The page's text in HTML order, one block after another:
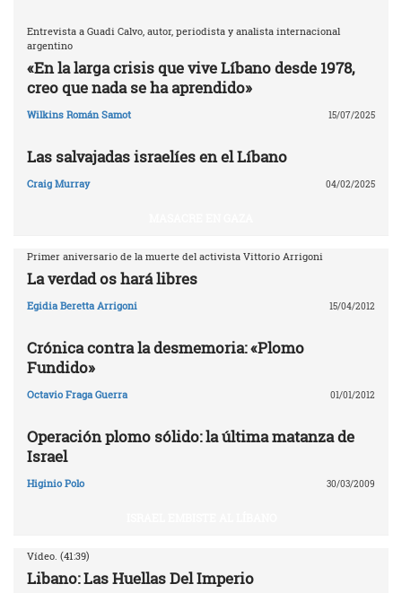
Entrevista a Guadi Calvo, autor, periodista y analista internacional
argentino
«En la larga crisis que vive Líbano desde 1978,
creo que nada se ha aprendido»
Wilkins Román Samot 15/07/2025
Las salvajadas israelíes en el Líbano
Craig Murray 04/02/2025
Primer aniversario de la muerte del activista Vittorio Arrigoni
La verdad os hará libres
Egidia Beretta Arrigoni 15/04/2012
Crónica contra la desmemoria: «Plomo
Fundido»
Octavio Fraga Guerra 01/01/2012
Operación plomo sólido: la última matanza de
Israel
Higinio Polo 30/03/2009
Vídeo. (41:39)
Libano: Las Huellas Del Imperio